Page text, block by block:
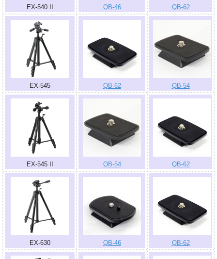
EX-540 II QB-46 QB-62
EX-545 QB-62 QB-54
EX-545 II QB-54 QB-62
EX-630 QB-46 QB-62